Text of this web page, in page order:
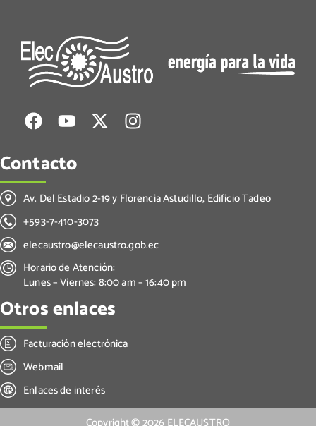
Contacto
Av. Del Estadio 2-19 y Florencia Astudillo, Edificio Tadeo
+593-7-410-3073
elecaustro@elecaustro.gob.ec
Horario de Atención:
Lunes – Viernes: 8:00 am – 16:40 pm
Otros enlaces
Facturación electrónica
Webmail
Enlaces de interés